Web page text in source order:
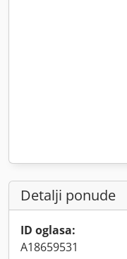
Detalji ponude
ID oglasa:
A18659531